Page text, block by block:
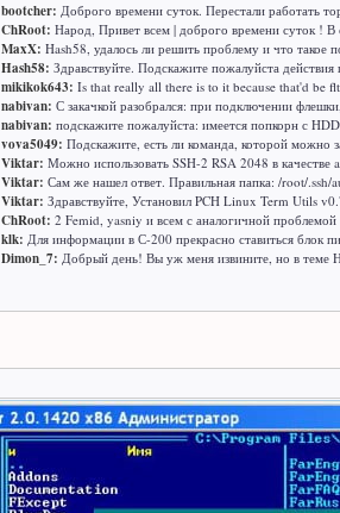
bootcher: Доброго времени суток. Перестали работать
ChRoot: Народ, Привет всем | доброго времени суток ! В
MaxX: Hash58, удалось ли решить проблему и что
Hash58: Здравствуйте. Подскажите пожалуйста
mikikok643: Is that really all there is to it because that'd be
nabivan: С закачкой разобрался: при подключении
nabivan: подскажите пожалуйста: имеется попкорн с
vova5049: Подскажите, есть ли команда, которой можно
Viktar: Можно использовать SSH-2 RSA 2048 в качестве
Viktar: Сам же нашел ответ. Правильная папка: /root/
Viktar: Здравствуйте, Установил PCH Linux Term Utils
ChRoot: 2 Femid, yasniy и всем с аналогичной
klk: Для информации в С-200 прекрасно ставиться блок
Dimon_7: Добрый день! Вы уж меня извините, но в теме